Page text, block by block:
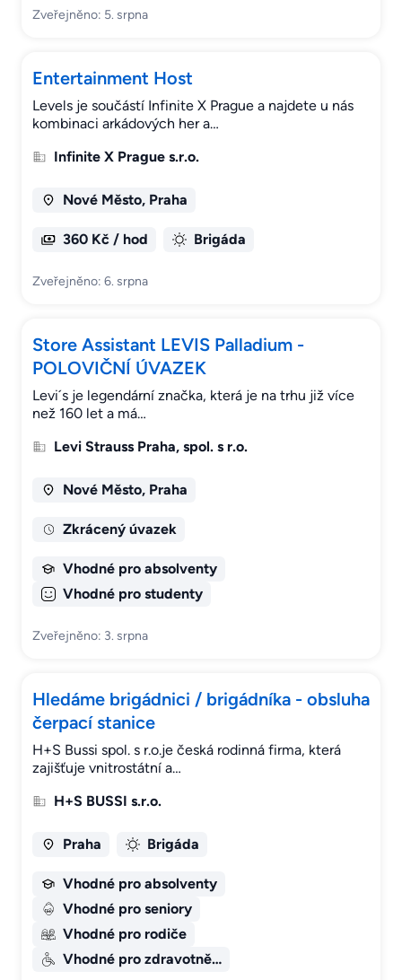
Zveřejněno: 5. srpna
Entertainment Host
Levels je součástí Infinite X Prague a najdete u nás
kombinaci arkádových her a…
Infinite X Prague s.r.o.
Nové Město, Praha
360 Kč / hod Brigáda
Zveřejněno: 6. srpna
Store Assistant LEVIS Palladium -
POLOVIČNÍ ÚVAZEK
Levi´s je legendární značka, která je na trhu již více
než 160 let a má…
Levi Strauss Praha, spol. s r.o.
Nové Město, Praha
Zkrácený úvazek
Vhodné pro absolventy
Vhodné pro studenty
Zveřejněno: 3. srpna
Hledáme brigádnici / brigádníka - obsluha
čerpací stanice
H+S Bussi spol. s r.o.je česká rodinná firma, která
zajišťuje vnitrostátní a…
H+S BUSSI s.r.o.
Praha Brigáda
Vhodné pro absolventy
Vhodné pro seniory
Vhodné pro rodiče
Vhodné pro zdravotně…